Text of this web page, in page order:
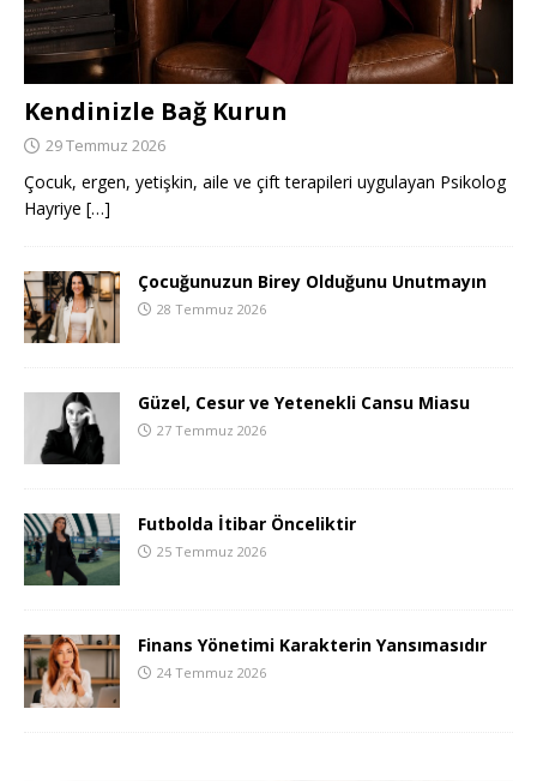
Kendinizle Bağ Kurun
29 Temmuz 2026
Çocuk, ergen, yetişkin, aile ve çift terapileri uygulayan Psikolog
Hayriye […]
Çocuğunuzun Birey Olduğunu Unutmayın
28 Temmuz 2026
Güzel, Cesur ve Yetenekli Cansu Miasu
27 Temmuz 2026
Futbolda İtibar Önceliktir
25 Temmuz 2026
Finans Yönetimi Karakterin Yansımasıdır
24 Temmuz 2026